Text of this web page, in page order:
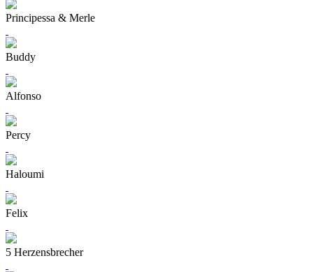
Principessa & Merle
Buddy
Alfonso
Percy
Haloumi
Felix
5 Herzensbrecher